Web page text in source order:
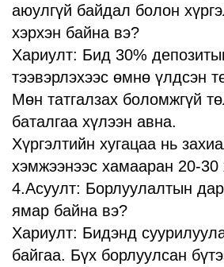
аюулгүй байдал болон
хэрхэн байна вэ?
Хариулт: Бид 30%
тээвэрлэхээс өмнө үлдсэн
Мөн татгалзах боломжгүй
баталгаа хүлээн авна.
Хүргэлтийн хугацаа нь
хэмжээнээс хамааран 20-30
4.Асуулт: Борлуулалтын
ямар байна вэ?
Хариулт: Бидэнд
байгаа. Бүх борлуулсан